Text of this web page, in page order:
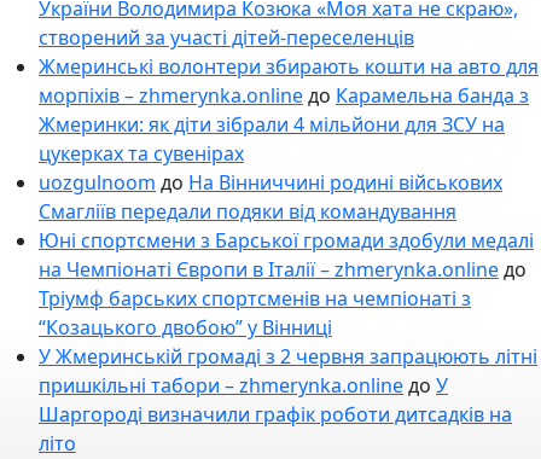
України Володимира Козюка «Моя хата не скраю»,
створений за участі дітей-переселенців
Жмеринські волонтери збирають кошти на авто для
морпіхів – zhmerynka.onlineдо Карамельна банда з
Жмеринки: як діти зібрали 4 мільйони для ЗСУ на
цукерках та сувенірах
uozgulnoom до На Вінниччині родині військових
Смагліїв передали подяки від командування
Юні спортсмени з Барської громади здобули медалі
на Чемпіонаті Європи в Італії – zhmerynka.onlineдо
Тріумф барських спортсменів на чемпіонаті з
“Козацького двобою” у Вінниці
У Жмеринській громаді з 2 червня запрацюють літні
пришкільні табори – zhmerynka.onlineдо У
Шаргороді визначили графік роботи дитсадків на
літо